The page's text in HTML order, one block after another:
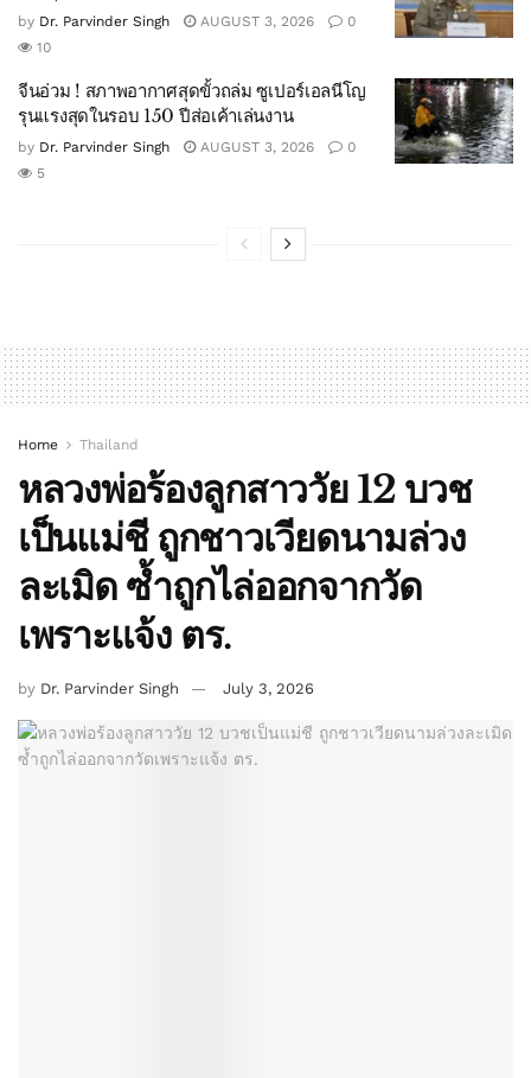
by Dr. Parvinder Singh AUGUST 3, 2026
0
10
จีนอ่วม ! สภาพอากาศสุดขั้วถล่ม ซูเปอร์เอลนีโญ
รุนแรงสุดในรอบ 150 ปีส่อเค้าเล่นงาน
by Dr. Parvinder Singh AUGUST 3, 2026
0
5
Home Thailand
หลวงพ่อร้องลูกสาววัย 12 บวช
เป็นแม่ชี ถูกชาวเวียดนามล่วง
ละเมิด ซ้ำถูกไล่ออกจากวัด
เพราะแจ้ง ตร.
by Dr. Parvinder Singh July 3, 2026